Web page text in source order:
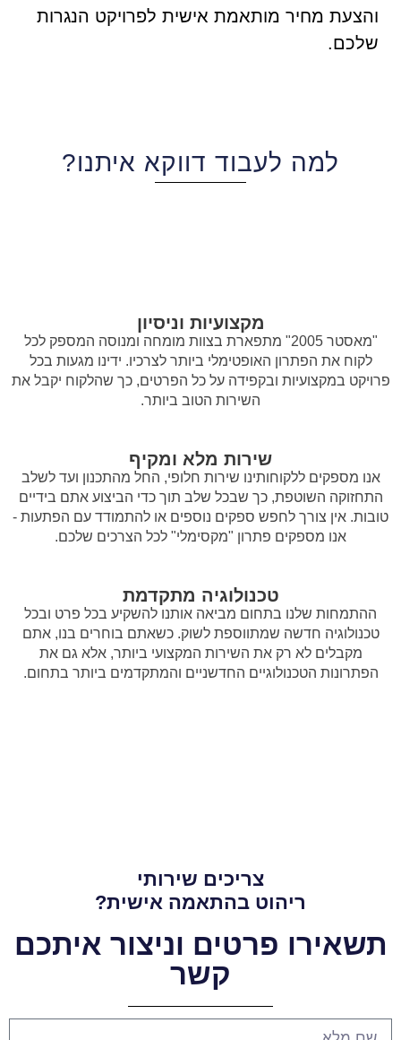
והצעת מחיר מותאמת אישית לפרויקט הנגרות
שלכם.
למה לעבוד דווקא איתנו?
מקצועיות וניסיון
"מאסטר 2005" מתפארת בצוות מומחה ומנוסה המספק לכל
לקוח את הפתרון האופטימלי ביותר לצרכיו. ידינו מגעות בכל
פרויקט במקצועיות ובקפידה על כל הפרטים, כך שהלקוח יקבל את
השירות הטוב ביותר.
שירות מלא ומקיף
אנו מספקים ללקוחותינו שירות חלופי, החל מהתכנון ועד לשלב
התחזוקה השוטפת, כך שבכל שלב תוך כדי הביצוע אתם בידיים
טובות. אין צורך לחפש ספקים נוספים או להתמודד עם הפתעות -
אנו מספקים פתרון "מקסימלי" לכל הצרכים שלכם.
טכנולוגיה מתקדמת
ההתמחות שלנו בתחום מביאה אותנו להשקיע בכל פרט ובכל
טכנולוגיה חדשה שמתווספת לשוק. כשאתם בוחרים בנו, אתם
מקבלים לא רק את השירות המקצועי ביותר, אלא גם את
הפתרונות הטכנולוגיים החדשניים והמתקדמים ביותר בתחום.
צריכים שירותי
ריהוט בהתאמה אישית?
תשאירו פרטים וניצור איתכם
קשר